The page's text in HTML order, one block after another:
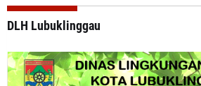
DLH Lubuklinggau